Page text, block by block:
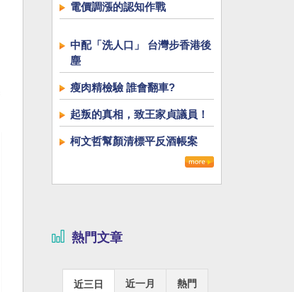
電價調漲的認知作戰
中配「洗人口」 台灣步香港後
塵
瘦肉精檢驗 誰會翻車?
起叛的真相，致王家貞議員！
柯文哲幫顏清標平反酒帳案
熱門文章
近三日 近一月 熱門